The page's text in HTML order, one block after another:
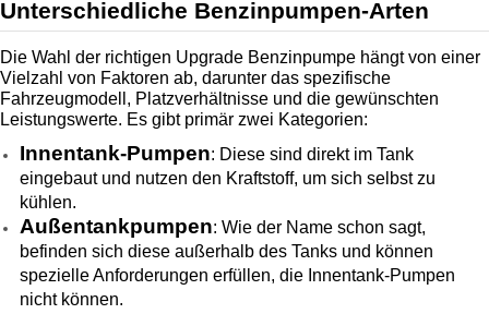
Unterschiedliche Benzinpumpen-Arten
Die Wahl der richtigen Upgrade Benzinpumpe hängt von einer
Vielzahl von Faktoren ab, darunter das spezifische
Fahrzeugmodell, Platzverhältnisse und die gewünschten
Leistungswerte. Es gibt primär zwei Kategorien:
Innentank-Pumpen: Diese sind direkt im Tank
eingebaut und nutzen den Kraftstoff, um sich selbst zu
kühlen.
Außentankpumpen: Wie der Name schon sagt,
befinden sich diese außerhalb des Tanks und können
spezielle Anforderungen erfüllen, die Innentank-Pumpen
nicht können.